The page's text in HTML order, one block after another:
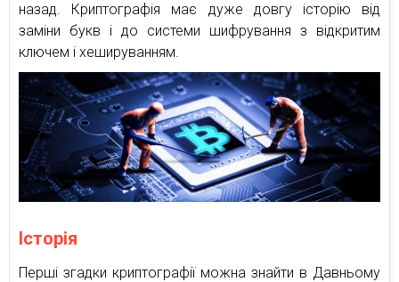
назад. Криптографія має дуже довгу історію від
заміни букв і до системи шифрування з відкритим
ключем і хешируванням.
Історія
Перші згадки криптографії можна знайти в Давньому